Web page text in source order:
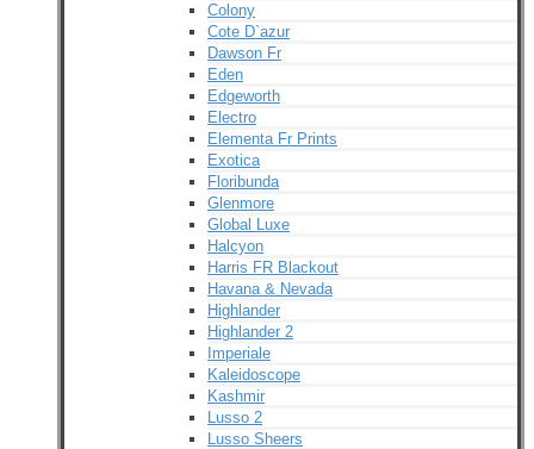
Colony
Cote D`azur
Dawson Fr
Eden
Edgeworth
Electro
Elementa Fr Prints
Exotica
Floribunda
Glenmore
Global Luxe
Halcyon
Harris FR Blackout
Havana & Nevada
Highlander
Highlander 2
Imperiale
Kaleidoscope
Kashmir
Lusso 2
Lusso Sheers